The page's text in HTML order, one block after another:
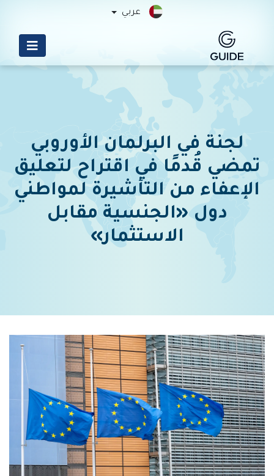
عربي
لجنة في البرلمان الأوروبي
تمضي قُدمًا في اقتراح لتعليق
الإعفاء من التأشيرة لمواطني
دول «الجنسية مقابل
الاستثمار»